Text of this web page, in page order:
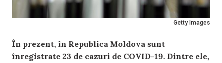
Getty Images
În prezent, în Republica Moldova sunt
înregistrate 23 de cazuri de COVID-19. Dintre ele,